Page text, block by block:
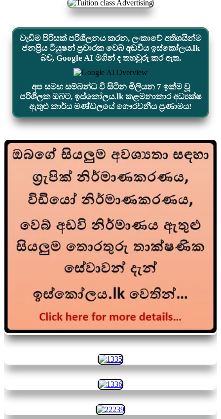
වැඩිම පිරිසක් පරිශීලනය කරන, ලංකාවේ අතිශයින්ම
ජනප්‍රිය ටියුෂන් ප්‍රචාරක වෙබ් අඩවිය ඉස්කෝලය.lk
බව, Google AI මගින් ද තහවුරු කර ඇත.
අප සමඟ සම්බන්ධ වී සිටින මිලියන 7 ඉක්ම වූ
පරිශීලක ඔබට, ඉස්කෝලය.lk කළමනාකාර අධ්‍යක්ෂ
ඇතුළු කාර්ය මණ්ඩලයේ ගෞරවනීය ප්‍රණාමය!